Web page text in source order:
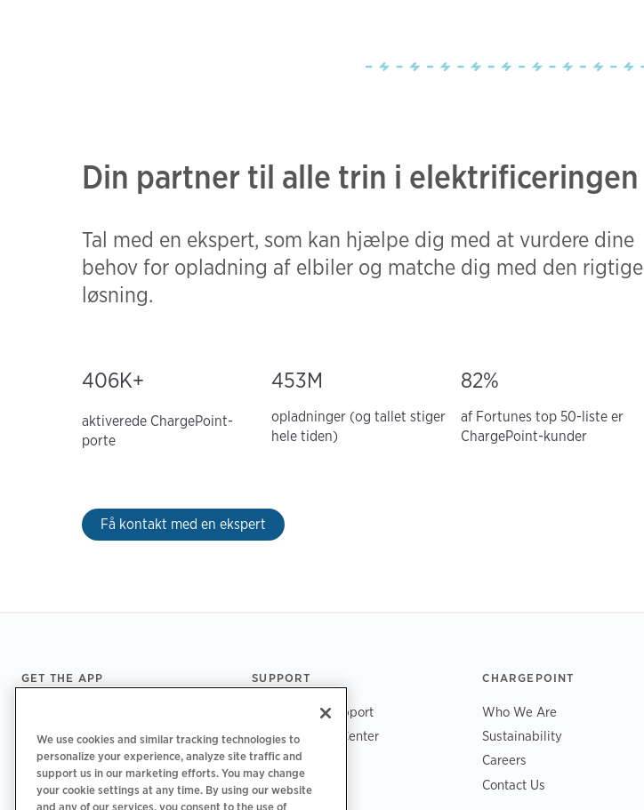
Din partner til alle trin i elektrificeringen
Tal med en ekspert, som kan hjælpe dig med at vurdere dine
behov for opladning af elbiler og matche dig med den rigtige
løsning.
406K+
aktiverede ChargePoint-
porte
453M
opladninger (og tallet stiger
hele tiden)
82%
af Fortunes top 50-liste er
ChargePoint-kunder
Få kontakt med en ekspert
Footer
GET THE APP SUPPORT
ChargePoint Support
Driver Support Center
Trust Center
CHARGEPOINT
Who We Are
Sustainability
Careers
Contact Us
We use cookies and similar tracking technologies to
personalize your experience, analyze site traffic and
support us in our marketing efforts. You may change
your cookie settings at any time. By using our website
and any of our services, you consent to the use of